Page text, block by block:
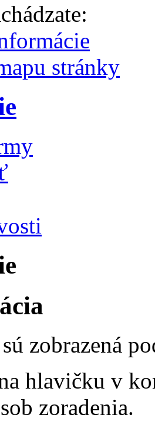
stránky
zobrazená
hlavičku v
zoradenia.